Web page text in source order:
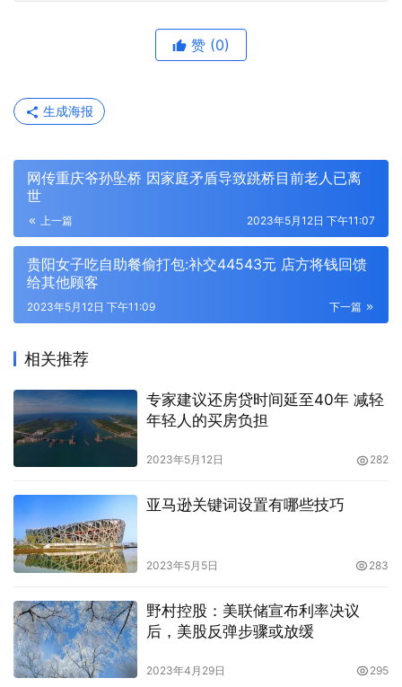
赞 (0)
生成海报
网传重庆爷孙坠桥 因家庭矛盾导致跳桥目前老人已离
世
上一篇 2023年5月12日 下午11:07
贵阳女子吃自助餐偷打包:补交44543元 店方将钱回馈
给其他顾客
下一篇
2023年5月12日 下午11:09
相关推荐
专家建议还房贷时间延至40年 减轻
年轻人的买房负担
2023年5月12日 282
亚马逊关键词设置有哪些技巧
2023年5月5日 283
野村控股：美联储宣布利率决议
后，美股反弹步骤或放缓
2023年4月29日 295